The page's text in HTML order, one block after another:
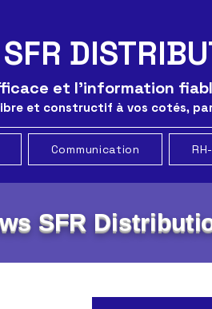
et l'information
et constructif à vos cotés,
Communication
SFR